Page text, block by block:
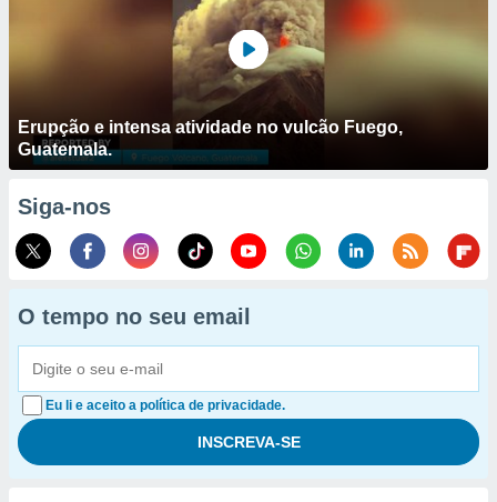
Erupção e intensa atividade no vulcão Fuego,
Guatemala.
Siga-nos
O tempo no seu email
Eu li e aceito a política de privacidade.